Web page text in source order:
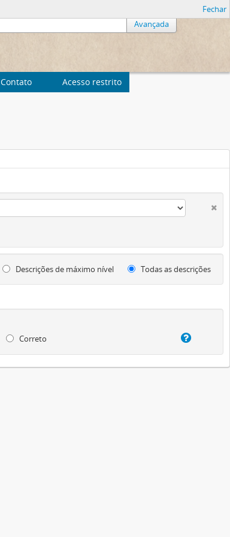
Avançada
Contato Acesso restrito
Fechar
Descrições de máximo nível Todas as descrições
Correto